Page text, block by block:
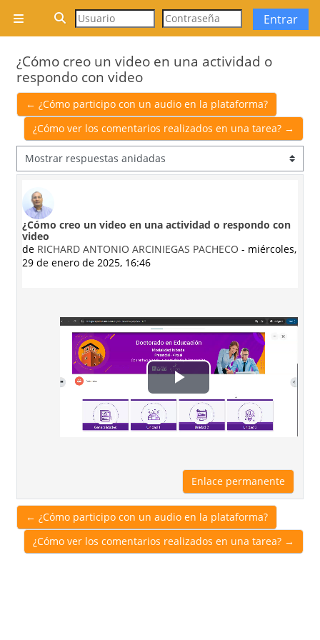
Salta al contenido principal
Panel lateral
Selector de búsqueda de entrada Entrar
¿Cómo creo un video en una actividad o
respondo con video
← ¿Cómo participo con un audio en la plataforma?
¿Cómo ver los comentarios realizados en una tarea? →
Mostrar modo
¿Cómo creo un video en una actividad o respondo con
video
de RICHARD ANTONIO ARCINIEGAS PACHECO - miércoles,
29 de enero de 2025, 16:46
Número de respuestas: 0
Reproducir
Vídeo
Enlace permanente
← ¿Cómo participo con un audio en la plataforma?
¿Cómo ver los comentarios realizados en una tarea? →